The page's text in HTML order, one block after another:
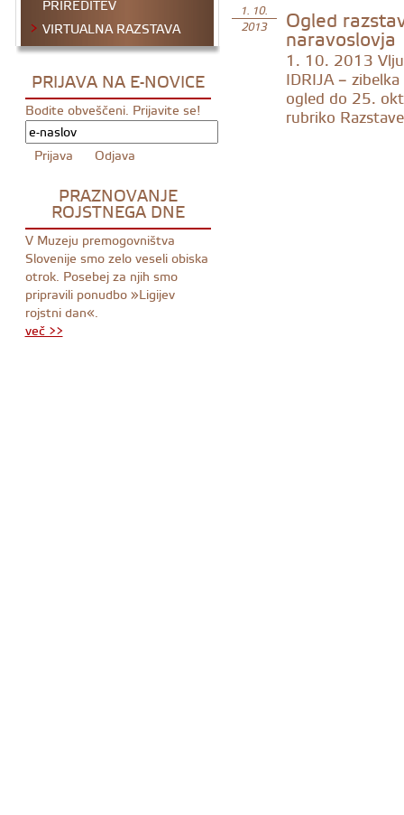
PRIREDITEV
VIRTUALNA RAZSTAVA
PRIJAVA NA E-NOVICE
Bodite obveščeni. Prijavite se!
PRAZNOVANJE
ROJSTNEGA DNE
V Muzeju premogovništva
Slovenije smo zelo veseli obiska
otrok. Posebej za njih smo
pripravili ponudbo »Ligijev
rojstni dan«.
več >>
1. 10.
2013
Ogled
naravoslovja
1. 10. 2013
IDRIJA –
ogled do 25.
rubriko